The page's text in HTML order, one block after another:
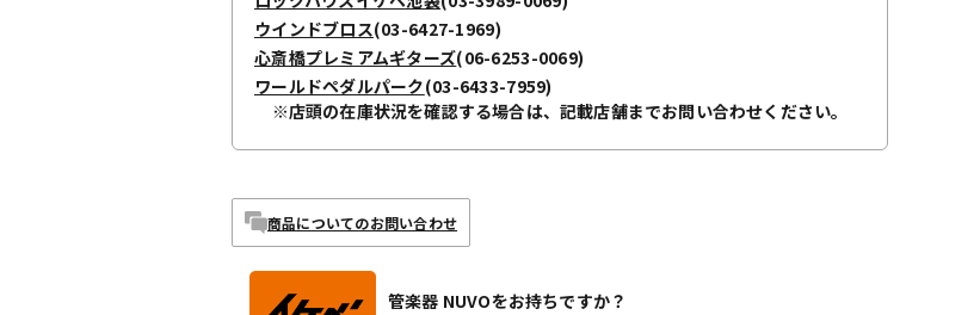
ウインドブロス(03-6427-1969)
心斎橋プレミアムギターズ(06-6253-0069)
ワールドペダルパーク(03-6433-7959)
※店頭の在庫状況を確認する場合は、記載店舗までお問い合わせください。
商品についてのお問い合わせ
管楽器 NUVOをお持ちですか？